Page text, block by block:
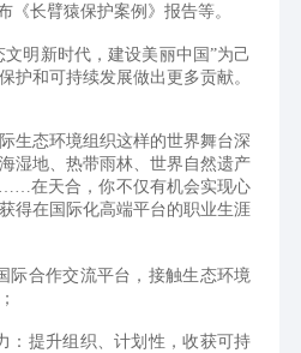
《长臂猿保护案例》报告等。
明新时代，建设美丽中国”为己
护和可持续发展做出更多贡献。
生态环境组织这样的世界舞台深
湿地、热带雨林、世界自然遗产
在天合，你不仅有机会实现心
得在国际化高端平台的职业生涯
际合作交流平台，接触生态环境
：提升组织、计划性，收获可持